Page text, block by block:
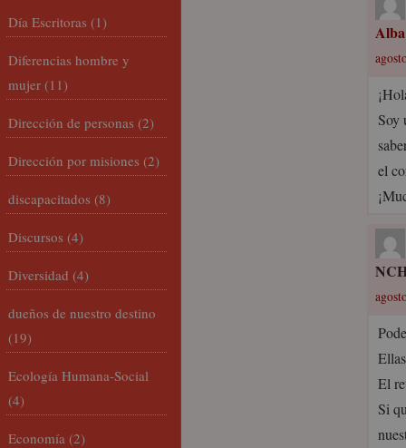
Alba
Soy
el
El
Si
Día Escritoras (1)
Diferencias hombre y
mujer (11)
Dirección de personas (2)
Dirección por misiones (2)
discapacitados (8)
Discursos (4)
Diversidad (4)
dueños de nuestro destino
(19)
Ecología Humana-Social
(4)
Economía (2)